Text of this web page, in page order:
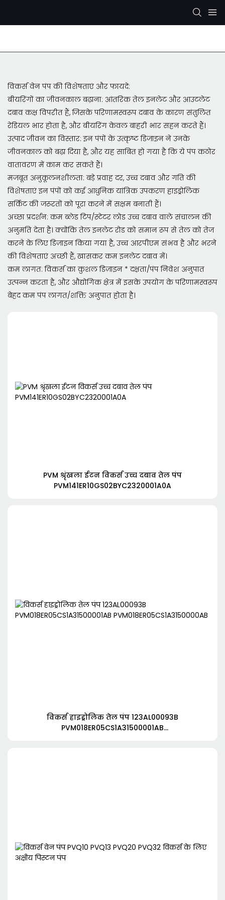
विकर्स वेन पंप की विशेषताएं और फायदे:
बीयरिंगों का जीवनकाल बढ़ाना: आंतरिक तेल इनलेट और आउटलेट
दबाव कक्ष विपरीत हैं, जिसके परिणामस्वरूप दबाव के कारण संतुलित
रेडियल भार होता है, और बीयरिंग केवल बाहरी भार सहन करते हैं।
उत्पाद जीवन का विस्तार: इन पंपों के उत्कृष्ट डिजाइन ने उनके
जीवनकाल को बढ़ा दिया है, और यह साबित हो गया है कि ये पंप कठोर
वातावरण में काम कर सकते हैं।
मजबूत अनुकूलनशीलता: बड़े प्रवाह दर, उच्च दबाव और गति की
विशेषताएं इन पंपों को कई आधुनिक यांत्रिक उपकरण हाइड्रोलिक
सर्किट की जरूरतों को पूरा करने में सक्षम बनाती हैं।
अच्छा प्रदर्शन: कम ब्लेड टिप/स्टेटर लोड उच्च दबाव वाले संचालन की
अनुमति देता है। क्योंकि तेल इनलेट रोड को समान रूप से तेल को तेज
करने के लिए डिज़ाइन किया गया है, उच्च आरपीएम संभव है और भरने
की विशेषताएं अच्छी हैं, खासकर कम इनलेट दबाव में।
कम लागत: विकर्स का कुशल डिज़ाइन * दक्षता/पंप निवेश अनुपात
उत्पन्न करता है, और औद्योगिक क्षेत्र में इसके उपयोग के परिणामस्वरूप
बेहद कम पंप लागत/शक्ति अनुपात होता है।
PVM श्रृंखला ईटन विकर्स उच्च दबाव तेल पंप
PVM141ER10GS02BYC2320001A0A
विकर्स हाइड्रोलिक तेल पंप 123AL00093B
PVM018ER05CS1A31500001AB